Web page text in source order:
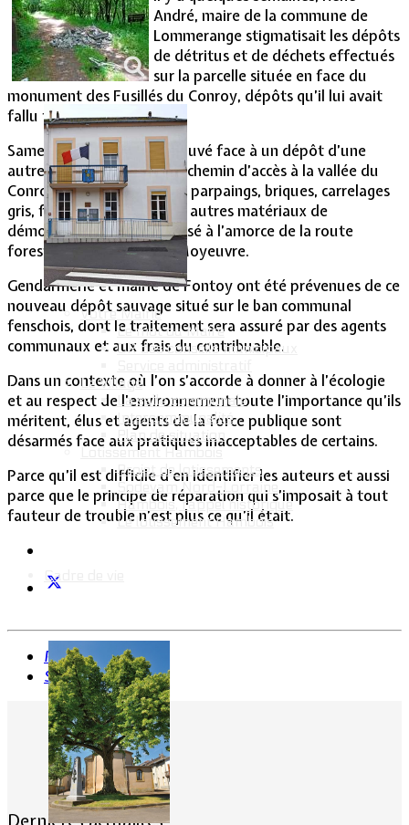
Vie Municipale
Votre Mairie
Le mot du Maire
CR des conseils municipaux
Le Village
La salle communale
Intercommunalité
Plan de situation
Lotissement Hambois
Projet de lotissements
Sodevam Nord-Lorraine
Hambois, rappel historique
Le lotissement Hambois
Cadre de vie
André, maire de la commune de
Lommerange stigmatisait les dépôts
de détritus et de déchets effectués
sur la parcelle située en face du
monument des Fusillés du Conroy, dépôts qu’il lui avait
fallu faire enlever.
Samedi matin, il s’est retrouvé face à un dépôt d’une
autre nature qui barrait le chemin d’accès à la vallée du
Conroy. Un chargement de parpaings, briques, carrelages
gris, fers à béton, piliers et autres matériaux de
démolition avait été déversé à l’amorce de la route
forestière de la forêt de Moyeuvre.
Gendarmerie et mairie de Fontoy ont été prévenues de ce
nouveau dépôt sauvage situé sur le ban communal
fenschois, dont le traitement sera assuré par des agents
communaux et aux frais du contribuable.
Dans un contexte où l’on s’accorde à donner à l’écologie
et au respect de l’environnement toute l’importance qu’ils
méritent, élus et agents de la force publique sont
désarmés face aux pratiques inacceptables de certains.
Parce qu’il est difficile d’en identifier les auteurs et aussi
parce que le principe de réparation qui s’imposait à tout
fauteur de trouble n’est plus ce qu’il était.
Précédent
Suivant